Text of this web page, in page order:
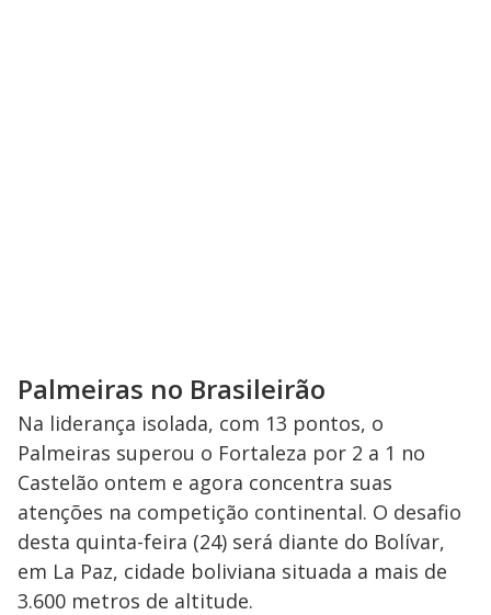
Palmeiras no Brasileirão
Na liderança isolada, com 13 pontos, o
Palmeiras superou o Fortaleza por 2 a 1 no
Castelão ontem e agora concentra suas
atenções na competição continental. O desafio
desta quinta-feira (24) será diante do Bolívar,
em La Paz, cidade boliviana situada a mais de
3.600 metros de altitude.